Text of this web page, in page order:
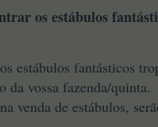
os estábulos
estábulos fantásticos
da vossa fazenda/quinta.
venda de estábulos,